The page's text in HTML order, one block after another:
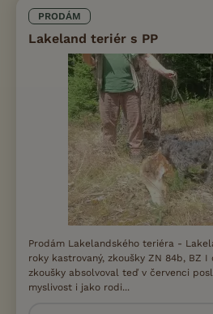
PRODÁM
Lakeland teriér s PP
Prodám Lakelandského teriéra -
roky kastrovaný, zkoušky ZN 84b, BZ I
zkoušky absolvoval teď v červenci
myslivost i jako rodi...